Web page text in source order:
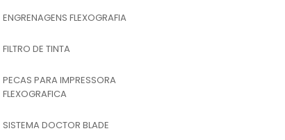
ENGRENAGENS FLEXOGRAFIA
FILTRO DE TINTA
PECAS PARA IMPRESSORA
FLEXOGRAFICA
SISTEMA DOCTOR BLADE